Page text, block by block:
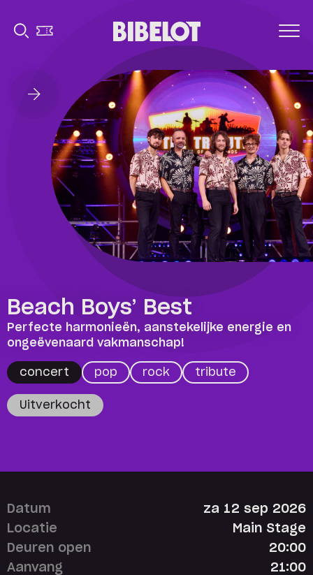
Beach Boys’ Best
Perfecte harmonieën, aanstekelijke energie en
ongeëvenaard vakmanschap!
concert pop rock tribute
Uitverkocht
Datum
za 12 sep 2026
Locatie
Main Stage
Deuren open
20:00
Aanvang
21:00